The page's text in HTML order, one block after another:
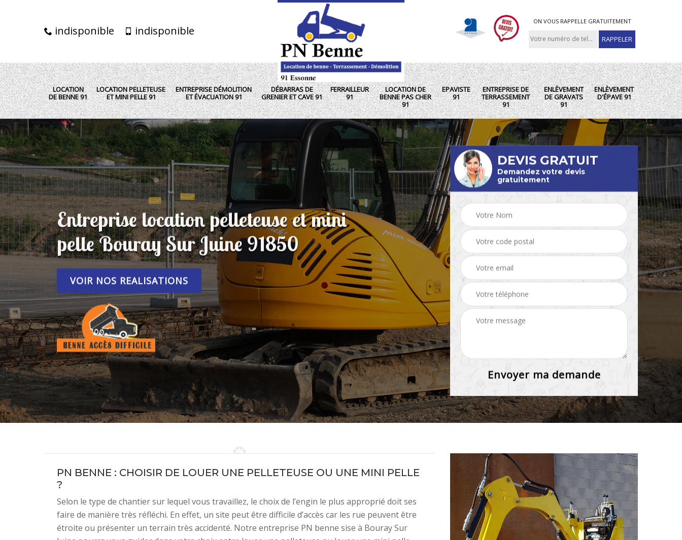
indisponible indisponible
ON VOUS RAPPELLE GRATUITEMENT
LOCATION
DE BENNE 91
LOCATION PELLETEUSE
ET MINI PELLE 91
ENTREPRISE DÉMOLITION
ET ÉVACUATION 91
DÉBARRAS DE
GRENIER ET CAVE 91
FERRAILLEUR
91
LOCATION DE
BENNE PAS CHER
91
EPAVISTE
91
ENTREPRISE DE
TERRASSEMENT
91
ENLÈVEMENT
DE GRAVATS
91
ENLÈVEMENT
D'ÉPAVE 91
Entreprise location pelleteuse et mini
pelle Bouray Sur Juine 91850
VOIR NOS REALISATIONS
DEVIS GRATUIT
Demandez votre devis
gratuitement
PN BENNE : CHOISIR DE LOUER UNE PELLETEUSE OU UNE MINI PELLE
?
Selon le type de chantier sur lequel vous travaillez, le choix de l’engin le plus approprié doit ses
faire de manière très réfléchi. En effet, un site peut être difficile d’accès car les rue peuvent être
étroite ou présenter un terrain très accidenté. Notre entreprise PN benne sise à Bouray Sur